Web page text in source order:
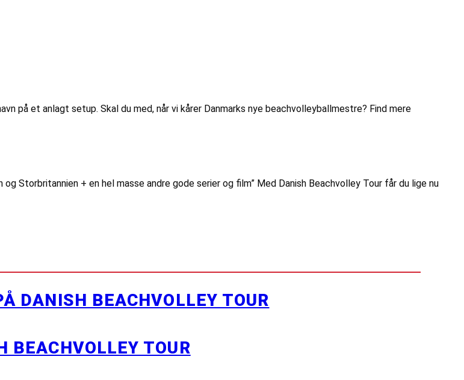
på et anlagt setup. Skal du med, når vi kårer Danmarks nye beachvolleyballmestre? Find mere
Storbritannien + en hel masse andre gode serier og film” Med Danish Beachvolley Tour får du lige nu
DANISH BEACHVOLLEY TOUR
BEACHVOLLEY TOUR